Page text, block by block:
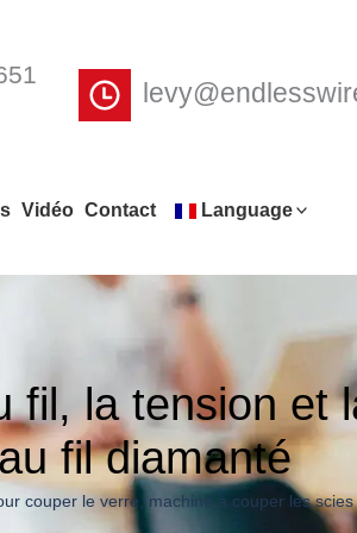
Vidéo Contact Language
fil, la tension et
fil diamanté
couper le verre machine à couper les scies